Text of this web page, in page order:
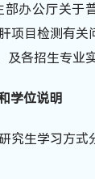
部办公厅关于
项目检测有关
及各招生专业
学位说明
究生学习方